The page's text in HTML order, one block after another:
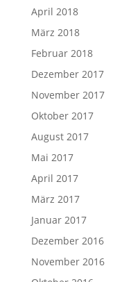
April 2018
März 2018
Februar 2018
Dezember 2017
November 2017
Oktober 2017
August 2017
Mai 2017
April 2017
März 2017
Januar 2017
Dezember 2016
November 2016